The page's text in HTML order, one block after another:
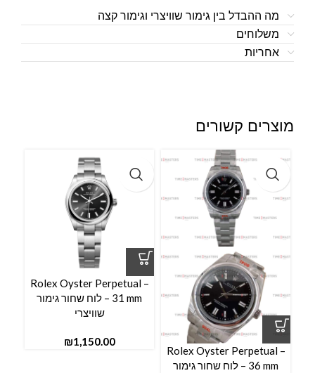
מה ההבדל בין גימור שוויצרי וגימור קצה
משלוחים
אחריות
מוצרים קשורים
Rolex Oyster Perpetual –
36 mm – לוח שחור גימור
Rolex Oyster Perpetual –
31 mm – לוח שחור גימור
שוויצרי
₪